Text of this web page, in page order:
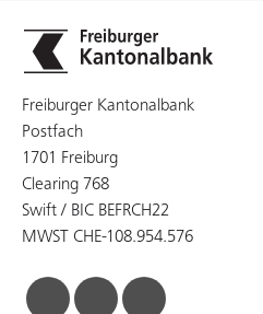
Freiburger Kantonalbank
Postfach
1701 Freiburg
Clearing 768
Swift / BIC BEFRCH22
MWST CHE-108.954.576